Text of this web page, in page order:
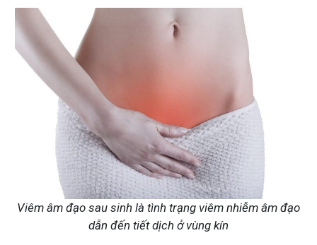
Viêm âm đạo sau sinh là tình trạng viêm nhiễm âm đạo
dẫn đến tiết dịch ở vùng kín